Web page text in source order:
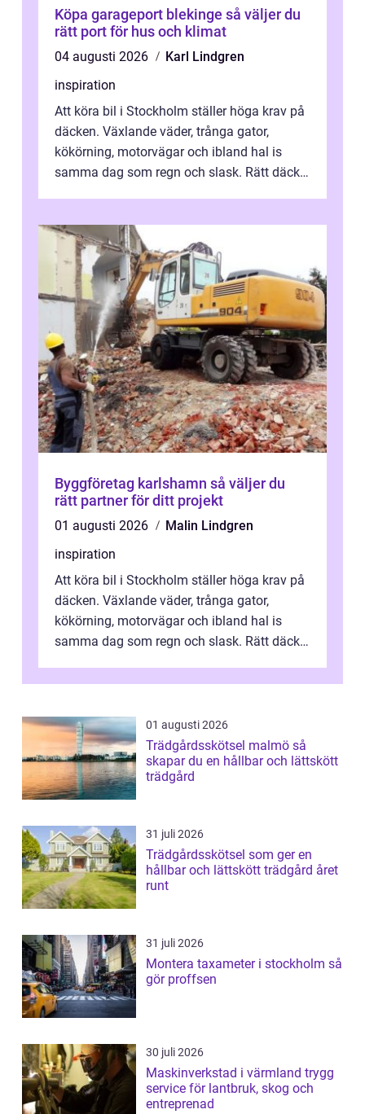
Köpa garageport blekinge så väljer du
rätt port för hus och klimat
04 augusti 2026
Karl Lindgren
inspiration
Att köra bil i Stockholm ställer höga krav på
däcken. Växlande väder, trånga gator,
kökörning, motorvägar och ibland hal is
samma dag som regn och slask. Rätt däck
Byggföretag karlshamn så väljer du
rätt partner för ditt projekt
01 augusti 2026
Malin Lindgren
inspiration
Att köra bil i Stockholm ställer höga krav på
däcken. Växlande väder, trånga gator,
kökörning, motorvägar och ibland hal is
samma dag som regn och slask. Rätt däck
01 augusti 2026
Trädgårdsskötsel malmö så
skapar du en hållbar och lättskött
trädgård
31 juli 2026
Trädgårdsskötsel som ger en
hållbar och lättskött trädgård året
runt
31 juli 2026
Montera taxameter i stockholm så
gör proffsen
30 juli 2026
Maskinverkstad i värmland trygg
service för lantbruk, skog och
entreprenad